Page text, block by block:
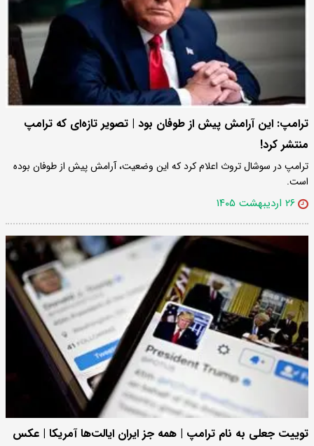
ترامپ: این آرامش پیش از طوفان بود | تصویر تازه‌ای که ترامپ
منتشر کرد!
ترامپ در سوشال تروث اعلام کرد که این وضعیت، آرامش پیش از طوفان بوده
است.
۲۶ اردیبهشت ۱۴۰۵
توییت جعلی به نام ترامپ | همه جز ایران ایالت‌ها آمریکا | عکس